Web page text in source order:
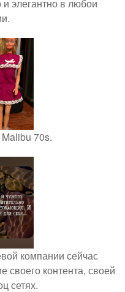
и элегантно в любои
70s.
компании сейчас
своего контента, своей
сетях.